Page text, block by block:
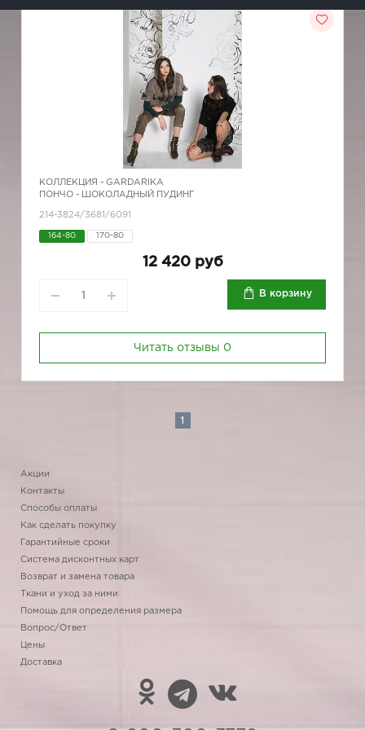
КОЛЛЕКЦИЯ - GARDARIKA
ПОНЧО - ШОКОЛАДНЫЙ ПУДИНГ
214-3824/3681/6091
164-80 170-80
12 420 руб
В корзину
Читать отзывы 0
1
Акции
Контакты
Способы оплаты
Как сделать покупку
Гарантийные сроки
Система дисконтных карт
Возврат и замена товара
Ткани и уход за ними
Помощь для определения размера
Вопрос/Ответ
Цены
Доставка